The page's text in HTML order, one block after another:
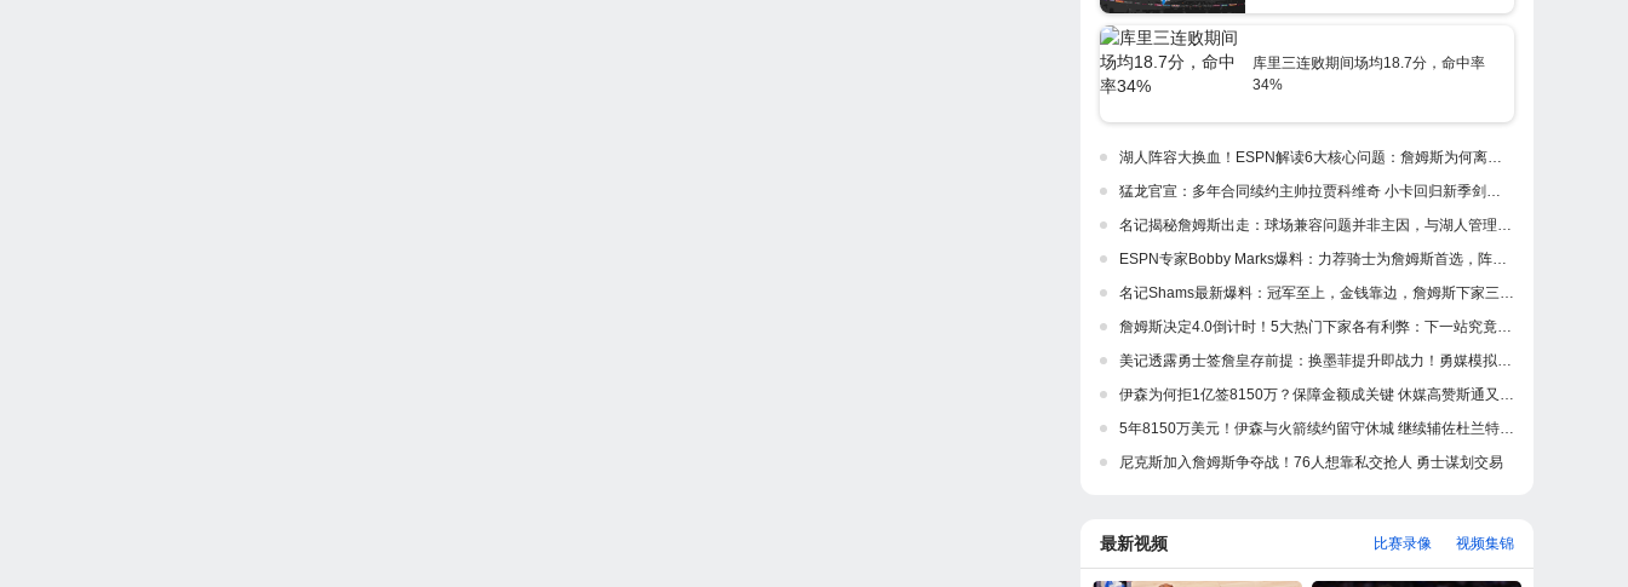
库里三连败期间场均18.7分，命中率
34%
湖人阵容大换血！ESPN解读6大核心问题：詹姆斯为何离开紫金军
猛龙官宣：多年合同续约主帅拉贾科维奇 小卡回归新季剑指冲冠
名记揭秘詹姆斯出走：球场兼容问题并非主因，与湖人管理层多年隔阂才是真正导火索
ESPN专家Bobby Marks爆料：力荐骑士为詹姆斯首选，阵容完美适配，家乡情怀加分
名记Shams最新爆料：冠军至上，金钱靠边，詹姆斯下家三强浮出水面
詹姆斯决定4.0倒计时！5大热门下家各有利弊：下一站究竟是何处？
美记透露勇士签詹皇存前提：换墨菲提升即战力！勇媒模拟5换1出3首轮
伊森为何拒1亿签8150万？保障金额成关键 休媒高赞斯通又一妙手
5年8150万美元！伊森与火箭续约留守休城 继续辅佐杜兰特冲冠
尼克斯加入詹姆斯争夺战！76人想靠私交抢人 勇士谋划交易
最新视频 视频集锦
比赛录像